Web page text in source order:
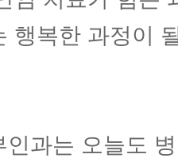
행복한 과정이
과는 오늘도